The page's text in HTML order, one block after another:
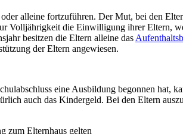
alleine fortzuführen. Der Mut, bei den
Volljährigkeit die Einwilligung ihrer Eltern,
besitzen die Eltern alleine das
der Eltern angewiesen.
eine Ausbildung begonnen hat,
auch das Kindergeld. Bei den Eltern
zum Elternhaus gelten